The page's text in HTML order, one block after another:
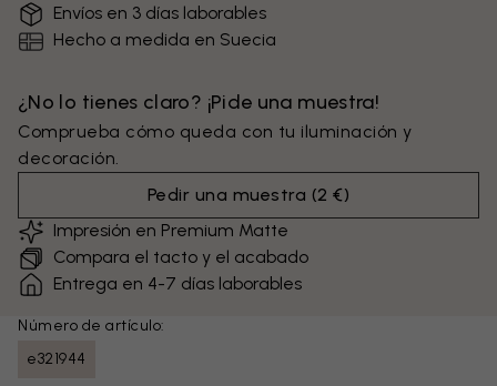
Envíos en 3 días laborables
Hecho a medida en Suecia
¿No lo tienes claro? ¡Pide una muestra!
Comprueba cómo queda con tu iluminación y
decoración.
Pedir una muestra (2 €)
Impresión en Premium Matte
Compara el tacto y el acabado
Entrega en 4-7 días laborables
Número de artículo:
e321944